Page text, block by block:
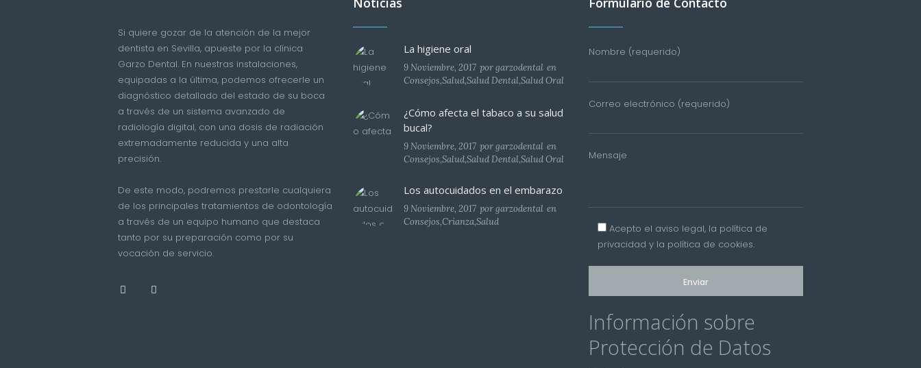
Si quiere gozar de la atención de la mejor
dentista en Sevilla, apueste por la clínica
Garzo Dental. En nuestras instalaciones,
equipadas a la última, podemos ofrecerle un
diagnóstico detallado del estado de su boca
a través de un sistema avanzado de
radiología digital, con una dosis de radiación
extremadamente reducida y una alta
precisión.
De este modo, podremos prestarle cualquiera
de los principales tratamientos de odontología
a través de un equipo humano que destaca
tanto por su preparación como por su
vocación de servicio.
La higiene oral
9 Noviembre, 2017 porgarzodental en
Consejos,Salud,Salud Dental,Salud Oral
¿Cómo afecta el tabaco a su salud
bucal?
9 Noviembre, 2017 porgarzodental en
Consejos,Salud,Salud Dental,Salud Oral
Los autocuidados en el embarazo
9 Noviembre, 2017 porgarzodental en
Consejos,Crianza,Salud
Nombre (requerido)
Correo electrónico (requerido)
Mensaje
Acepto el aviso legal, la política de
privacidad y la política de cookies.
Información sobre
Protección de Datos